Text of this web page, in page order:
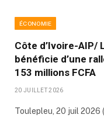
ÉCONOMIE
Côte d’Ivoire-AIP/
bénéficie d’une
153 millions FCFA
20 JUILLET 2026
Toulepleu, 20 juil 2026